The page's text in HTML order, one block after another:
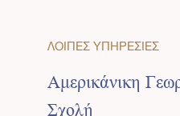
ΛΟΙΠΕΣ ΥΠΗΡΕΣΙΕΣ
Αμερικάνικη
Σχολή